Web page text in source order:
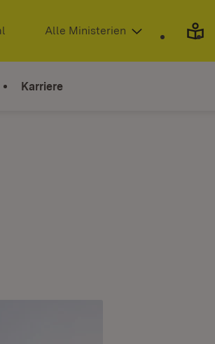
(Öffnet in neuem Fenster)
Alle Ministerien
Karriere